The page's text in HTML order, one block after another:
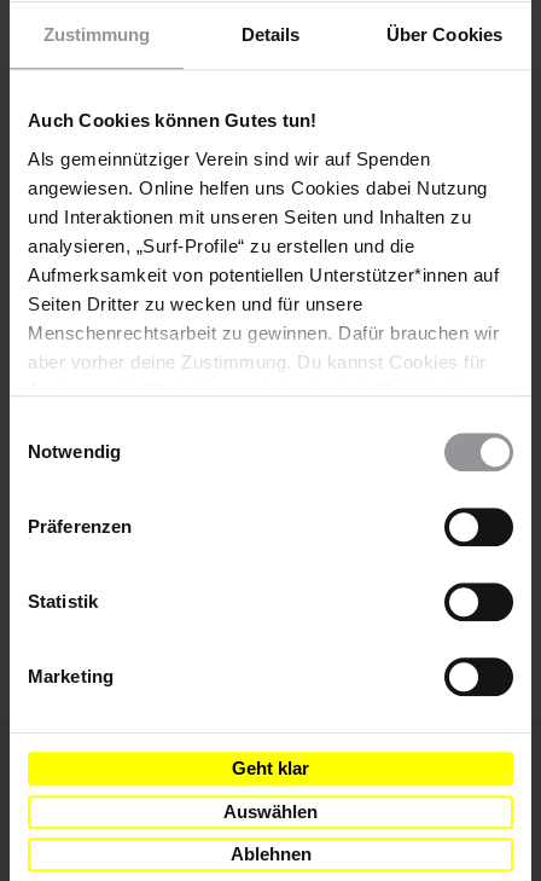
Zustimmung Details Über Cookies
Auch Cookies können Gutes tun!
Als gemeinnütziger Verein sind wir auf Spenden
angewiesen. Online helfen uns Cookies dabei Nutzung
und Interaktionen mit unseren Seiten und Inhalten zu
analysieren, „Surf-Profile“ zu erstellen und die
Aufmerksamkeit von potentiellen Unterstützer*innen auf
Seiten Dritter zu wecken und für unsere
Menschenrechtsarbeit zu gewinnen. Dafür brauchen wir
aber vorher deine Zustimmung. Du kannst Cookies für
wieder ändern. Diesen Banner kannst Du über den Link
Notwendig
Präferenzen
Statistik
Marketing
Geht klar
Auswählen
Ablehnen
Bleib informiert
Header
Text
Abonniere den Amnesty-Newsletter und mach dich
für die Menschenrechte stark!
Vorname
E-
Nutzungsbedingungen
gelesen und stimme
Weitere Artikel